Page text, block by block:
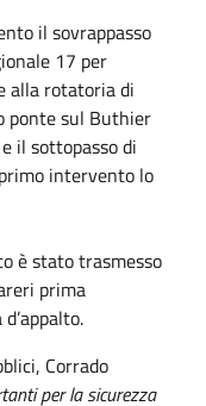
il sovrappasso
17 per
alla rotatoria di
ponte sul Buthier
il sottopasso di
intervento lo
è stato trasmesso
prima
Corrado
per la sicurezza